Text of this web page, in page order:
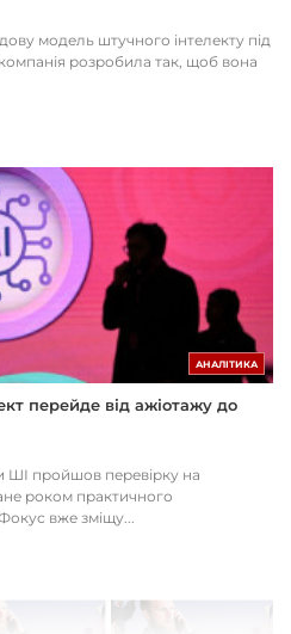
модель штучного інтелекту під
розробила так, щоб вона
АНАЛІТИКА
перейде від ажіотажу до
ШІ пройшов перевірку на
роком практичного
вже зміщу...